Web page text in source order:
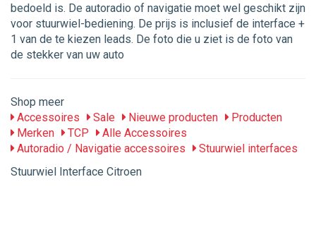
bedoeld is. De autoradio of navigatie moet wel geschikt zijn
voor stuurwiel-bediening. De prijs is inclusief de interface +
1 van de te kiezen leads. De foto die u ziet is de foto van
de stekker van uw auto
Shop meer
Accessoires
Sale Nieuwe producten
Producten
Merken
TCP
Alle Accessoires
Autoradio / Navigatie accessoires
Stuurwiel interfaces
Stuurwiel Interface Citroen